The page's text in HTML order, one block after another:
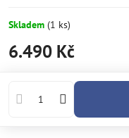
Skladem (1 ks)
6.490 Kč